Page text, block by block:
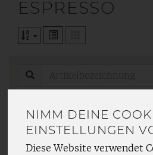
NIMM DEINE
EINSTELLUNGEN
Diese Website verwendet
ESPRESSO
Allergene